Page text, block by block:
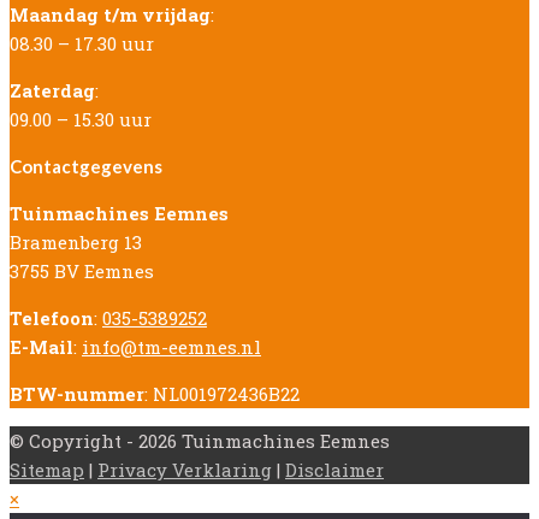
Maandag t/m vrijdag:
08.30 – 17.30 uur
Zaterdag:
09.00 – 15.30 uur
Contactgegevens
Tuinmachines Eemnes
Bramenberg 13
3755 BV Eemnes
Telefoon: 035-5389252
E-Mail: info@tm-eemnes.nl
BTW-nummer: NL001972436B22
© Copyright - 2026 Tuinmachines Eemnes
Sitemap | Privacy Verklaring | Disclaimer
Back
×